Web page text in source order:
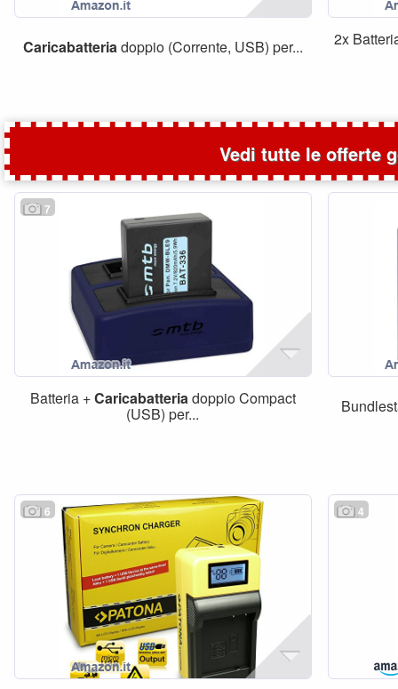
Caricabatteriadoppio (Corrente, USB) per... 2x
Vedi tutte le offerte
7
Batteria +Caricabatteriadoppio Compact
(USB) per...
6 4